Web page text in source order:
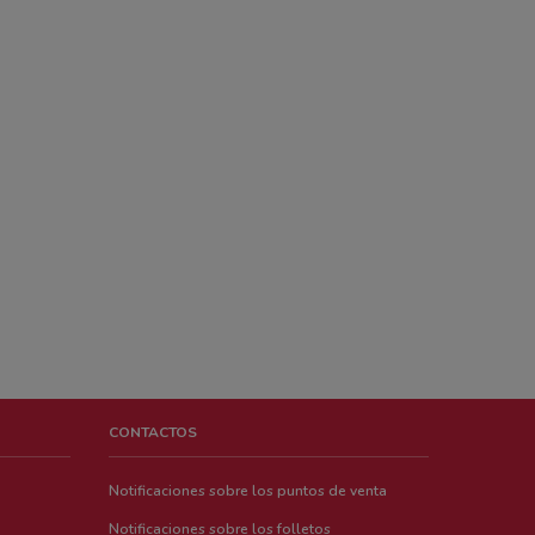
CONTACTOS
Notificaciones sobre los puntos de venta
Notificaciones sobre los folletos